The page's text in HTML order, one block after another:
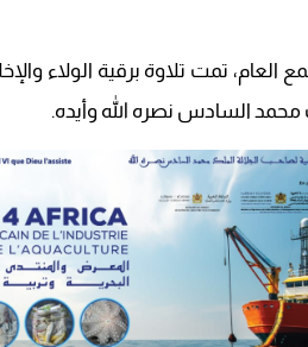
العام، تمت تلاوة برقية الولاء
محمد السادس نصره الله وأيده.